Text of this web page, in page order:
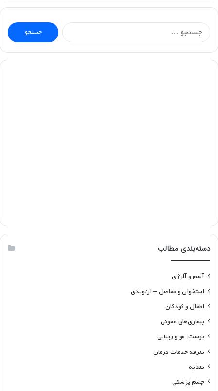
جستجو
برای:
دسته‌بندی مطالب
آسم و آلرژی
استخوان و مفاصل – ارتوپدی
اطفال و کودکان
بیماری‌های عفونی
پوست، مو و زیبایی
تعرفه خدمات درمان
تغذیه
چشم پزشکی